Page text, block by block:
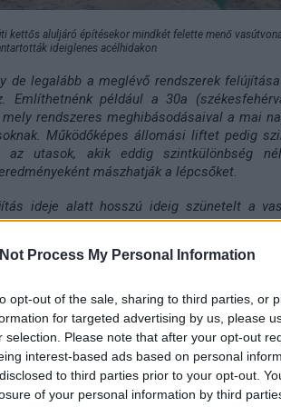
Process My Personal Information
opt-out of the sale, sharing to third parties, or
for targeted advertising by us, please
selection. Please note that after your opt-out
interest-based ads based on personal
to third parties prior to your opt-out.
of your personal information by third
kettős aluljáró építésekor mindkét felette menő
ideiglenes acélhidakon
de legalább a meglévő rendszerek
például a 30a
rendszeres meghibásodásaival a mai
Működőképes állomási liftet pedig
utasok, akik eddig szintkülönbség
mászhatják a lépcsőket.
ideje alatt hosszú ideig szünetelt a
nélkül. A Budapest-Esztergom
az utasok, de szintén teljesen
az Érd felső - Kelenföld szakasz 13
legnagyobb ipari üzemei közé tartozó MOL-
nehézségeket és többletköltséget
haszonélvezője volt, a kivitelező, aki
sorozatos ignorálásával, és hónapokig
munkaterületet.